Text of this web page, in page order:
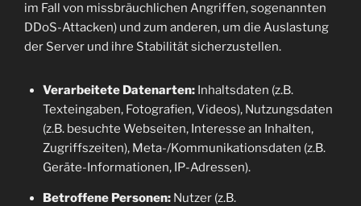
im Fall von missbräuchlichen Angriffen, sogenannten
DDoS-Attacken) und zum anderen, um die Auslastung
der Server und ihre Stabilität sicherzustellen.
Verarbeitete Datenarten:Inhaltsdaten (z.B.
Texteingaben, Fotografien, Videos), Nutzungsdaten
(z.B. besuchte Webseiten, Interesse an Inhalten,
Zugriffszeiten), Meta-/Kommunikationsdaten (z.B.
Geräte-Informationen, IP-Adressen).
Betroffene Personen:Nutzer (z.B.